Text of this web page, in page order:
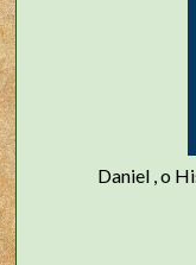
Daniel , o